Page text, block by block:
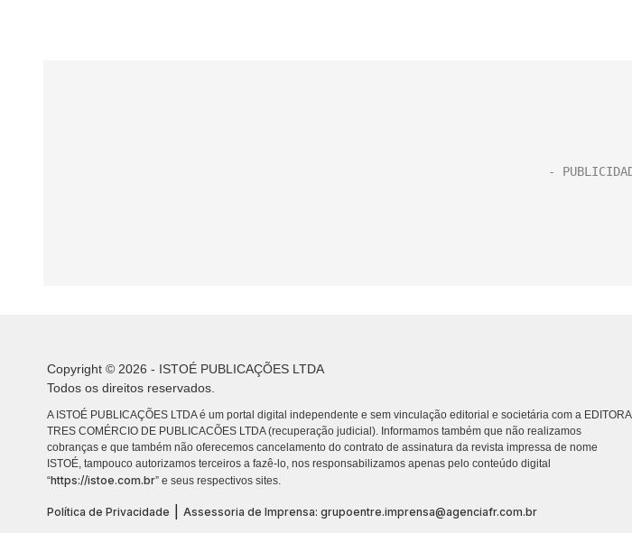
Copyright © 2026 - ISTOÉ PUBLICAÇÕES LTDA
Todos os direitos reservados.
A ISTOÉ PUBLICAÇÕES LTDA é um portal digital independente e sem vinculação editorial e societária com a EDITORA
TRES COMÉRCIO DE PUBLICACÕES LTDA (recuperação judicial). Informamos também que não realizamos
cobranças e que também não oferecemos cancelamento do contrato de assinatura da revista impressa de nome
ISTOÉ, tampouco autorizamos terceiros a fazê-lo, nos responsabilizamos apenas pelo conteúdo digital
“https://istoe.com.br” e seus respectivos sites.
Política de Privacidade Assessoria de Imprensa: grupoentre.imprensa@agenciafr.com.br